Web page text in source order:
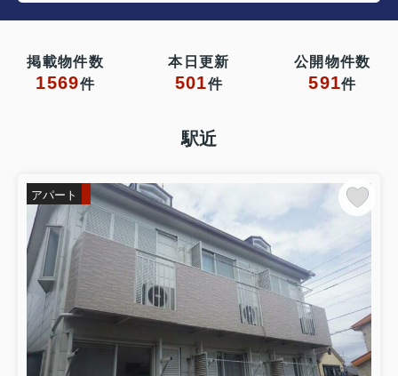
掲載物件数
1569件
本日更新
501件
公開物件数
591件
駅近
アパート